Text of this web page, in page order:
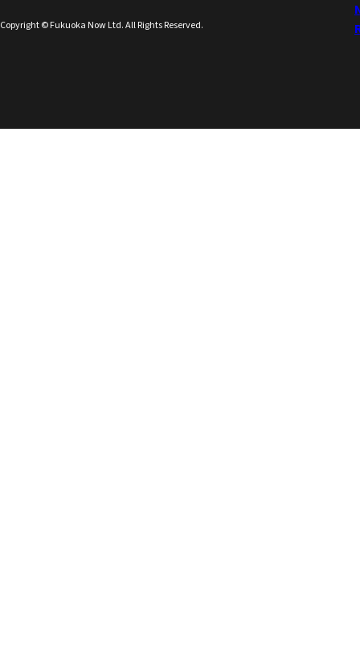
Copyright © Fukuoka Now Ltd. All Rights Reserved.